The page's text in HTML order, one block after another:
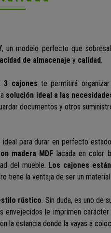
, un modelo perfecto que
de almacenaje y calidad .
3 cajones te permitirá
solución ideal a las
documentos y otros
ideal para durar en perfecto
madera MDF lacada en color
del mueble. Los cajones
tiene la ventaja de ser un material
rústico. Sin duda, es uno de
envejecidos le imprimen
la estancia donde la vayas a